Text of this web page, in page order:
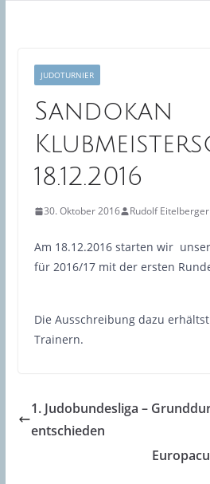
JUDOTURNIER
Sandokan
18.12.2016
30. Oktober 2016 Rudolf Eitelberger
Am 18.12.2016 starten wir
für 2016/17 mit der ersten
Die Ausschreibung dazu
Trainern.
1. Judobundesliga –
entschieden